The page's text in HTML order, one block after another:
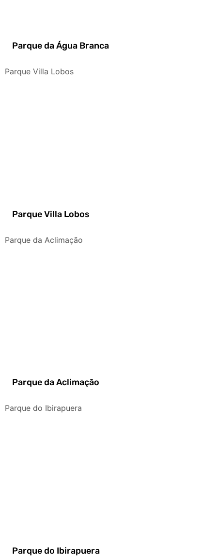
Parque da Água Branca
Parque Villa Lobos
Parque Villa Lobos
Parque da Aclimação
Parque da Aclimação
Parque do Ibirapuera
Parque do Ibirapuera